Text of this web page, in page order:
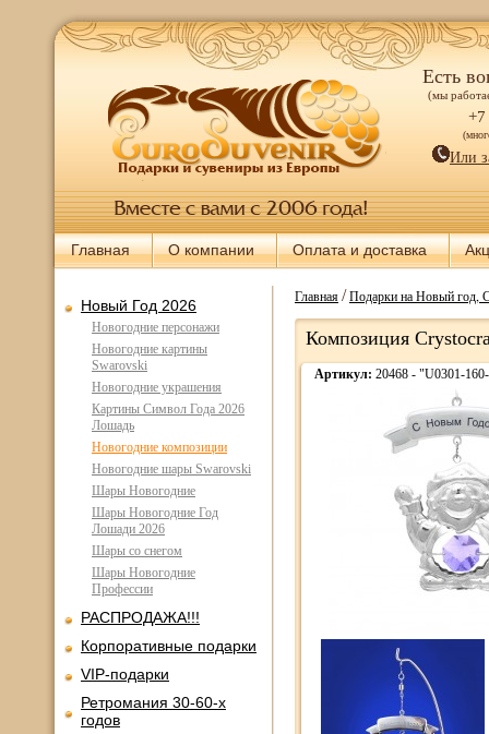
Есть
(мы
+7
Или
Главная О компании Оплата и доставка
Новый Год 2026
Новогодние персонажи
Новогодние картины
Swarovski
Новогодние украшения
Картины Символ Года 2026
Лошадь
Новогодние композиции
Новогодние шары Swarovski
Шары Новогодние
Шары Новогодние Год
Лошади 2026
Шары со снегом
Шары Новогодние
Профессии
РАСПРОДАЖА!!!
Корпоративные подарки
VIP-подарки
Ретромания 30-60-х
годов
Главная/Подарки на Новый год,
Композиция
Артикул: 20468 - "U0301-